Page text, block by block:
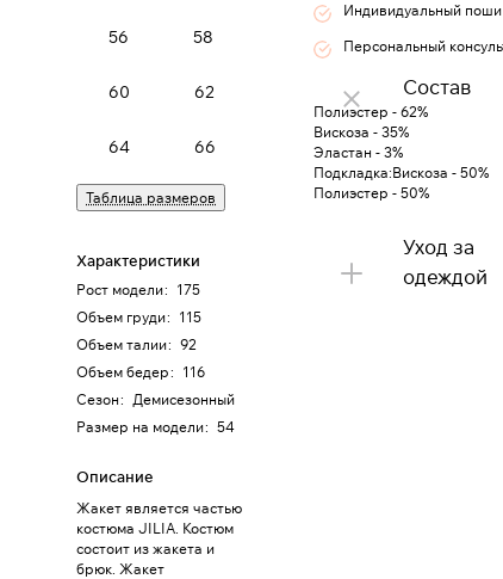
56 58
60 62
64 66
Таблица размеров
Характеристики
Рост модели: 175
Объем груди: 115
Объем талии: 92
Объем бедер: 116
Сезон: Демисезонный
Размер на модели: 54
Описание
Жакет является частью
костюма JILIA. Костюм
состоит из жакета и
брюк. Жакет
Индивидуальный
Персональный
Состав
Полиэстер - 62%
Вискоза - 35%
Эластан - 3%
Подкладка:Вискоза - 50%
Полиэстер - 50%
Уход за
одеждой